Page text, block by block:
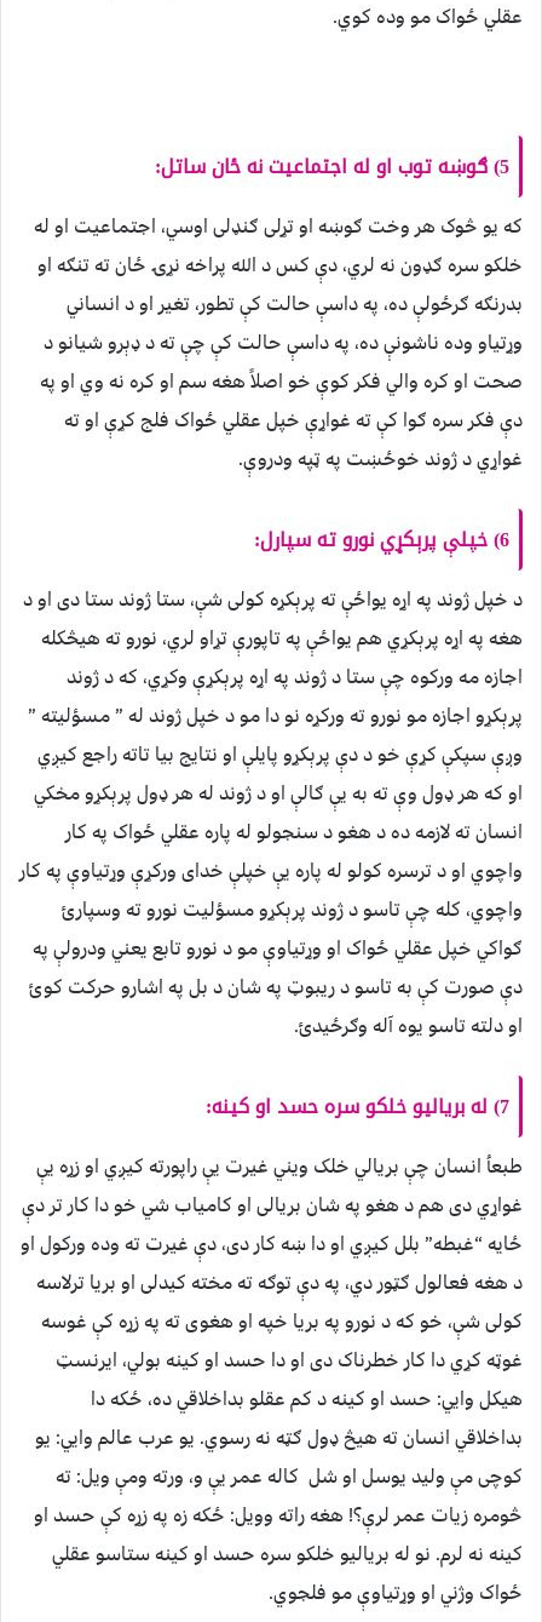
عقلي ځواک مو وده کوي.
5) ګوښه توب او له اجتماعیت نه ځان ساتل:
که یو څوک هر وخت ګوښه او تړلی ګنډلی اوسي، اجتماعیت او له
خلکو سره ګډون نه لري، دې کس د الله پراخه نړۍ ځان ته تنګه او
بدرنګه ګرځولې ده، په داسې حالت کې تطور، تغیر او د انساني
وړتیاو وده ناشونې ده، په داسې حالت کې چې ته د ډېرو شیانو د
صحت او کره والي فکر کوې خو اصلاً هغه سم او کره نه وي او په
دې فکر سره ګوا کې ته غواړې خپل عقلي ځواک فلج کړې او ته
غواړي د ژوند خوځښت په ټپه ودروې.
6) خپلې پرېکړي نورو ته سپارل:
د خپل ژوند په اړه یواځې ته پرېکړه کولی شې، ستا ژوند ستا دی او د
هغه په اړه پرېکړي هم یواځې په تاپورې تړاو لري، نورو ته هیڅکله
اجازه مه ورکوه چې ستا د ژوند په اړه پرېکړې وکړي، که د ژوند
پرېکړو اجازه مو نورو ته ورکړه نو دا مو د خپل ژوند له ” مسؤلیته ”
وږې سپکې کړې خو د دې پرېکړو پایلې او نتایج بیا تاته راجع کیږي
او که هر ډول وې ته به یې ګالې او د ژوند له هر ډول پرېکړو مخکي
انسان ته لازمه ده د هغو د سنجولو له پاره عقلي ځواک په کار
واچوي او د ترسره کولو له پاره یې خپلې خدای ورکړې وړتیاوې په کار
واچوي، کله چې تاسو د ژوند پرېکړو مسؤلیت نورو ته وسپارئ
ګواکي خپل عقلي ځواک او وړتیاوې مو د نورو تابع یعني ودرولې په
دې صورت کې به تاسو د ریبوټ په شان د بل په اشارو حرکت کوئ
او دلته تاسو یوه آله وګرځیدئ.
7) له بریالیو خلکو سره حسد او کینه:
طبعاُ انسان چې بریالي خلک ویني غیرت یې راپورته کیږي او زړه یې
غواړي دی هم د هغو په شان بریالی او کامیاب شي خو دا کار تر دې
ځایه “غبطه” بلل کیږي او دا ښه کار دی، دې غیرت ته وده ورکول او
د هغه فعالول ګټور دي، په دې توګه ته مخته کیدلی او بریا ترلاسه
کولی شې، خو که د نورو په بریا خپه او هغوی ته په زړه کې غوسه
غوټه کړي دا کار خطرناک دی او دا حسد او کینه بولي، ایرنسټ
هيكل وایي: حسد او کینه د کم عقلو بداخلاقي ده، ځکه دا
بداخلاقي انسان ته هیڅ ډول ګټه نه رسوي. یو عرب عالم وایي: یو
کوچی مې ولید یوسل او شل کاله عمر یې و، ورته ومې ویل: ته
څومره زیات عمر لرې؟! هغه راته وویل: ځکه زه په زړه کې حسد او
کینه نه لرم. نو له بریالیو خلکو سره حسد او کینه ستاسو عقلي
ځواک وژني او وړتیاوې مو فلجوي.